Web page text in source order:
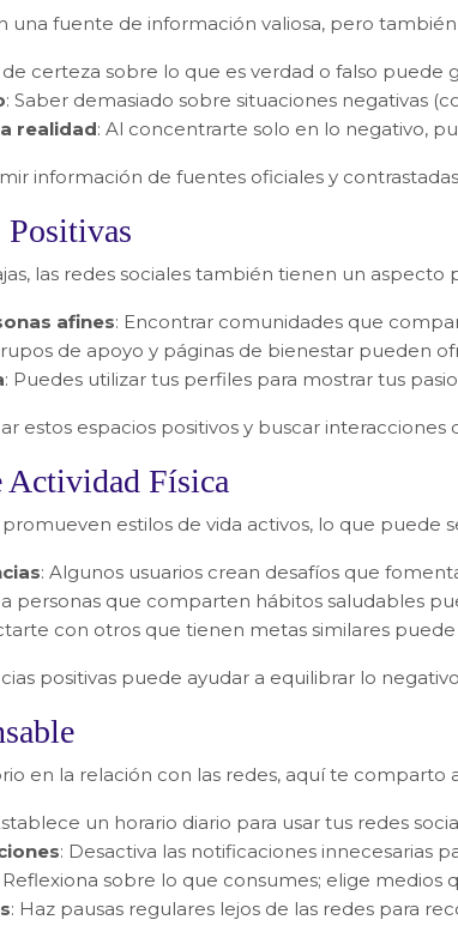
una fuente de información valiosa, pero
de certeza sobre lo que es verdad o falso puede
: Saber demasiado sobre situaciones negativas
realidad: Al concentrarte solo en lo negativo,
información de fuentes oficiales y
Positivas
las redes sociales también tienen un aspecto
afines: Encontrar comunidades que
de apoyo y páginas de bienestar pueden
: Puedes utilizar tus perfiles para mostrar tus
estos espacios positivos y buscar
Actividad Física
estilos de vida activos, lo que puede
: Algunos usuarios crean desafíos que
a personas que comparten hábitos saludables
con otros que tienen metas similares
positivas puede ayudar a equilibrar lo
en la relación con las redes, aquí te comparto
un horario diario para usar tus redes
: Desactiva las notificaciones innecesarias
Reflexiona sobre lo que consumes; elige medios
: Haz pausas regulares lejos de las redes para
He leído y acepto la